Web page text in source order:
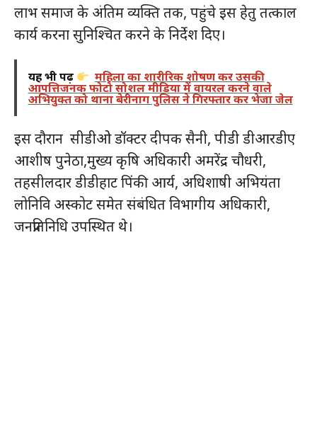
लाभ समाज के अंतिम व्यक्ति तक, पहुंचे इस हेतु तत्काल
कार्य करना सुनिश्चित करने के निर्देश दिए।
यह भी पढ़ें महिला का शारीरिक शोषण कर उसकी
आपत्तिजनक फोटो सोशल मीडिया में वायरल करने वाले
अभियुक्त को थाना बेरीनाग पुलिस ने गिरफ्तार कर भेजा जेल
इस दौरान सीडीओ डॉक्टर दीपक सैनी, पीडी डीआरडीए
आशीष पुनेठा,मुख्य कृषि अधिकारी अमरेंद्र चौधरी,
तहसीलदार डीडीहाट पिंकी आर्य, अधिशाषी अभियंता
लोनिवि अस्कोट समेत संबंधित विभागीय अधिकारी,
जनप्रतिनिधि उपस्थित थे।